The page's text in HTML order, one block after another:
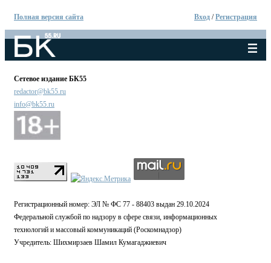
Полная версия сайта Вход /Регистрация
Сетевое издание БК55
redactor@bk55.ru
info@bk55.ru
Регистрационный номер: ЭЛ № ФС 77 - 88403 выдан 29.10.2024
Федеральной службой по надзору в сфере связи, информационных
технологий и массовый коммуникаций (Роскомнадзор)
Учредитель: Шихмирзаев Шамил Кумагаджиевич